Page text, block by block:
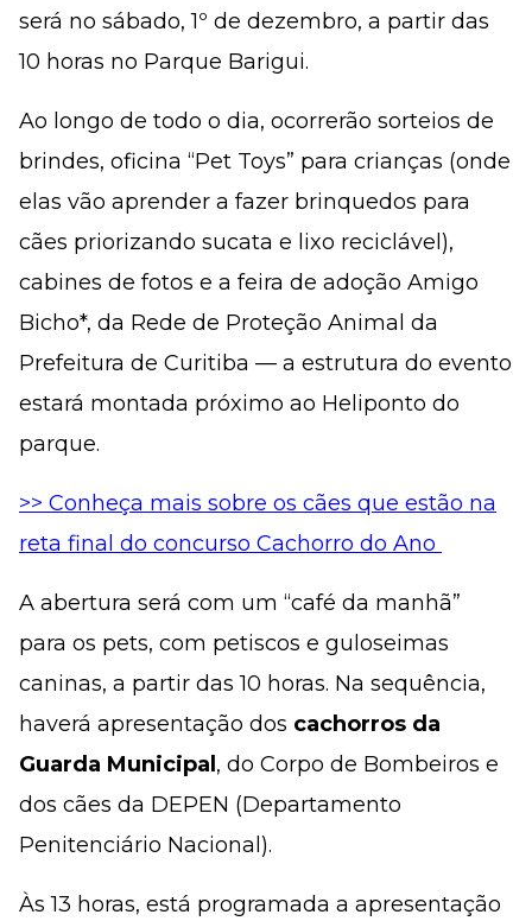
será no sábado, 1º de dezembro, a partir das
10 horas no Parque Barigui.
Ao longo de todo o dia, ocorrerão sorteios de
brindes, oficina “Pet Toys” para crianças (onde
elas vão aprender a fazer brinquedos para
cães priorizando sucata e lixo reciclável),
cabines de fotos e a feira de adoção Amigo
Bicho*, da Rede de Proteção Animal da
Prefeitura de Curitiba — a estrutura do evento
estará montada próximo ao Heliponto do
parque.
>> Conheça mais sobre os cães que estão na
reta final do concurso Cachorro do Ano
A abertura será com um “café da manhã”
para os pets, com petiscos e guloseimas
caninas, a partir das 10 horas. Na sequência,
haverá apresentação dos cachorros da
Guarda Municipal , do Corpo de Bombeiros e
dos cães da DEPEN (Departamento
Penitenciário Nacional).
Às 13 horas, está programada a apresentação